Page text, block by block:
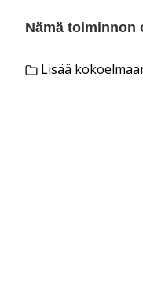
Nämä toiminnon
Lisää